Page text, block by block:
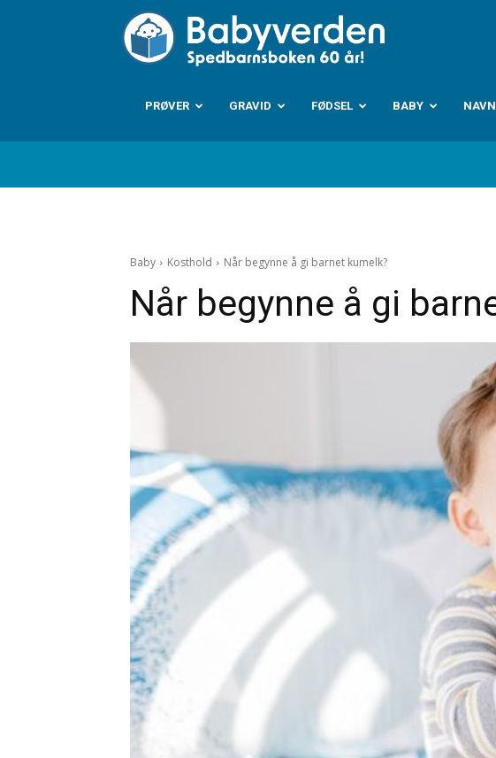
Babyverden.no
PRØVER GRAVID FØDSEL BABY NAVN
Baby Kosthold Når begynne å gi barnet kumelk?
Når begynne å gi